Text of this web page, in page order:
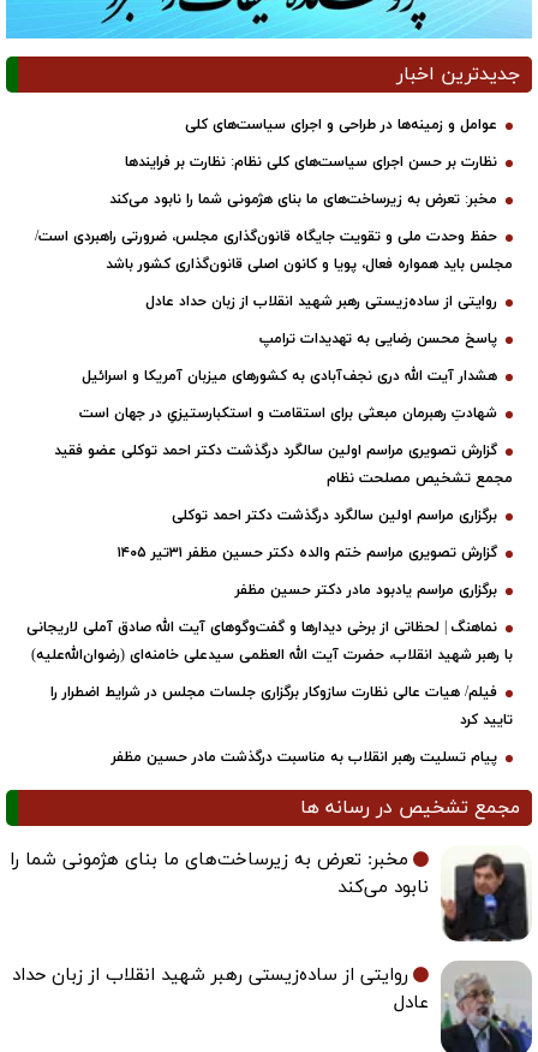
جدیدترین اخبار
عوامل و زمینه‌ها در طراحی و اجرای سیاست‌های کلی
نظارت بر حسن اجرای سیاست‌های کلی نظام: نظارت بر فرایندها
مخبر: تعرض به زیرساخت‌های ما بنای هژمونی شما را نابود می‌کند
حفظ وحدت ملی و تقویت جایگاه قانون‌گذاری مجلس، ضرورتی راهبردی است/
مجلس باید همواره فعال، پویا و کانون اصلی قانون‌گذاری کشور باشد
روایتی از ساده‌زیستی رهبر شهید انقلاب از زبان حداد عادل
پاسخ محسن رضایی به تهدیدات ترامپ
هشدار آیت الله دری نجف‌آبادی به کشورهای میزبان آمریکا و اسرائیل
شهادتِ رهبرمان مبعثی برای استقامت و استکبارستیزیِ در جهان است
گزارش تصویری مراسم اولین سالگرد درگذشت دکتر احمد توکلی عضو فقید
مجمع تشخیص مصلحت نظام
برگزاری مراسم اولین سالگرد درگذشت دکتر احمد توکلی
گزارش تصویری مراسم ختم والده دکتر حسین مظفر ۳۱تیر ۱۴۰۵
برگزاری مراسم یادبود مادر دکتر حسین مظفر
نماهنگ | لحظاتی از برخی دیدارها و گفت‌وگوهای آیت ‌الله صادق آملی لاریجانی
با رهبر شهید انقلاب، حضرت آیت‌ الله العظمی سیدعلی خامنه‌ای (رضوان‌الله‌علیه)
فیلم/ هیات عالی نظارت سازوکار برگزاری جلسات مجلس در شرایط اضطرار را
تایید کرد
پیام تسلیت رهبر انقلاب به مناسبت درگذشت مادر حسین مظفر
مجمع تشخیص در رسانه ها
مخبر: تعرض به زیرساخت‌های ما بنای هژمونی شما را
نابود می‌کند
روایتی از ساده‌زیستی رهبر شهید انقلاب از زبان حداد
عادل